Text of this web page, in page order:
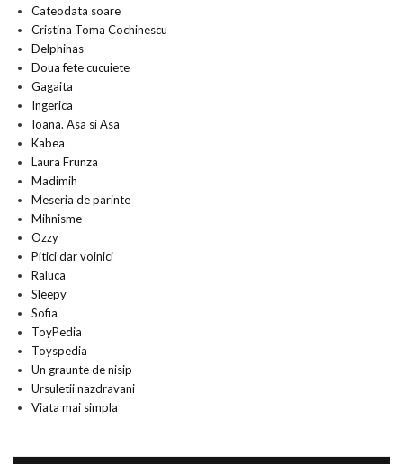
Cateodata soare
Cristina Toma Cochinescu
Delphinas
Doua fete cucuiete
Gagaita
Ingerica
Ioana. Asa si Asa
Kabea
Laura Frunza
Madimih
Meseria de parinte
Mihnisme
Ozzy
Pitici dar voinici
Raluca
Sleepy
Sofia
ToyPedia
Toyspedia
Un graunte de nisip
Ursuletii nazdravani
Viata mai simpla